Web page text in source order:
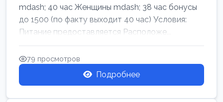
mdash; 40 час Женщины mdash; 38 час бонусы
до 1500 (по факту выходит 40 час) Условия:
Питание предоставляется Расположе...
79 просмотров
Подробнее